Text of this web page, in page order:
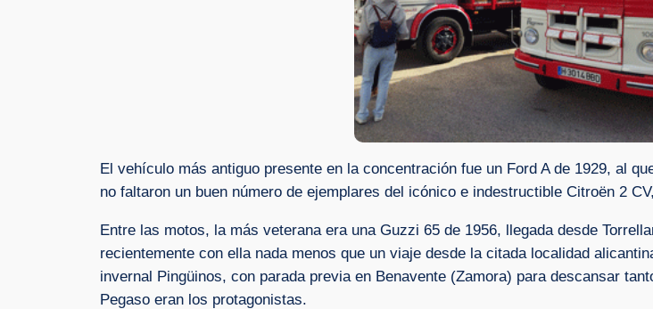
El vehículo más antiguo presente en la concentración fue un Ford A de 1929, al
no faltaron un buen número de ejemplares del icónico e indestructible Citroën 2
Entre las motos, la más veterana era una Guzzi 65 de 1956, llegada desde
recientemente con ella nada menos que un viaje desde la citada localidad
invernal Pingüinos, con parada previa en Benavente (Zamora) para descansar
Pegaso eran los protagonistas.